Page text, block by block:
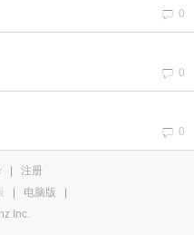
0
0
0
注册
电脑版
Inc.